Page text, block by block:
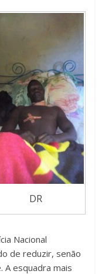
DR
Nacional
de reduzir, senão
A esquadra mais